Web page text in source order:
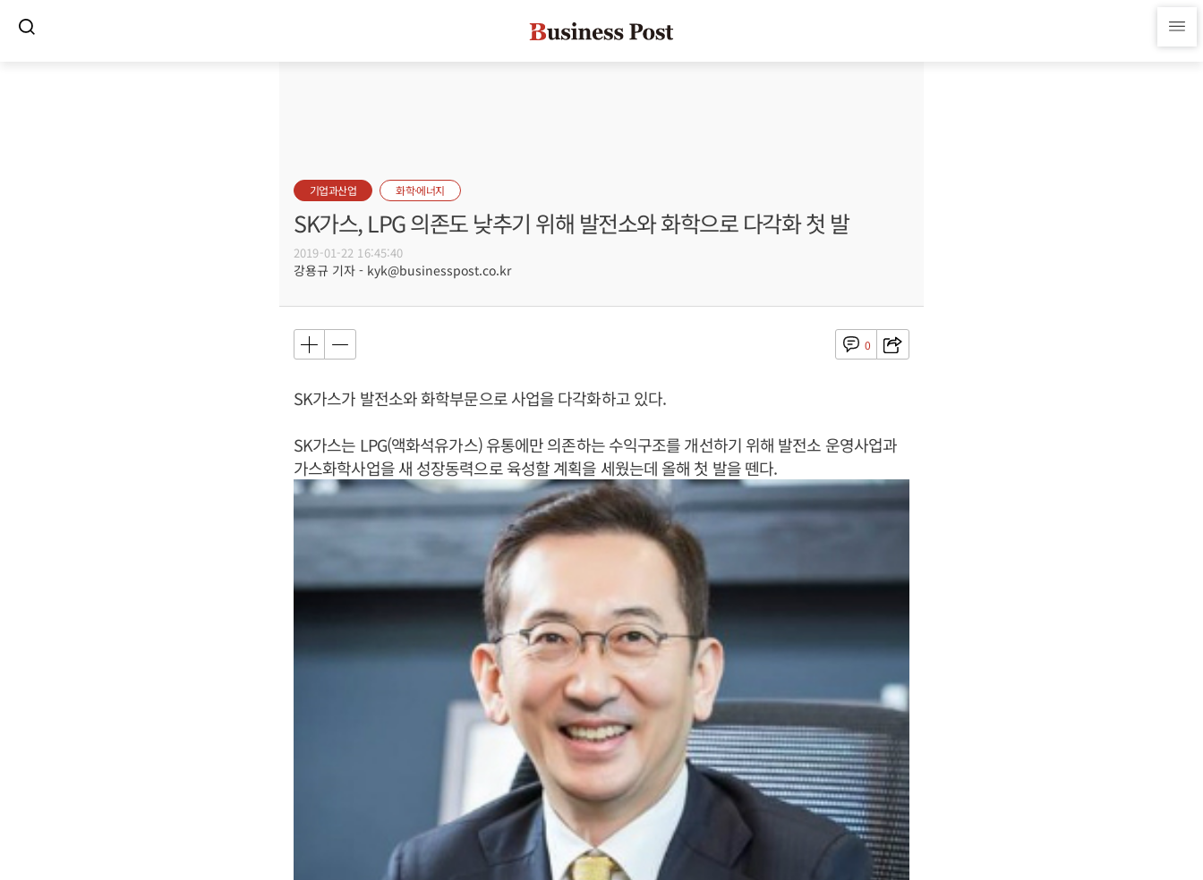
기업과산업 화학·에너지
SK가스, LPG 의존도 낮추기 위해 발전소와 화학으로 다각화 첫 발
2019-01-22 16:45:40
강용규 기자 - kyk@businesspost.co.kr
0
SK가스가 발전소와 화학부문으로 사업을 다각화하고 있다.
SK가스는 LPG(액화석유가스) 유통에만 의존하는 수익구조를 개선하기 위해 발전소 운영사업과
가스화학사업을 새 성장동력으로 육성할 계획을 세웠는데 올해 첫 발을 뗀다.